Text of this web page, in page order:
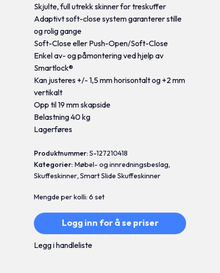
Skjulte, full utrekk skinner for treskuffer
Adaptivt soft-close system garanterer stille
og rolig gange
Soft-Close eller Push-Open/Soft-Close
Enkel av- og påmontering ved hjelp av
Smartlock®
Kan justeres +/- 1,5 mm horisontalt og +2 mm
vertikalt
Opp til 19 mm skapside
Belastning 40 kg
Lagerføres
Produktnummer:S-127210418
Kategorier:Møbel- og innredningsbeslag,
Skuffeskinner,Smart Slide Skuffeskinner
Mengde per kolli: 6 set
Logg inn for å se priser
Legg i handleliste